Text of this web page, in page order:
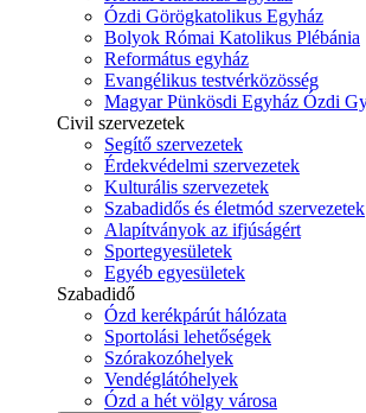
Ózdi Görögkatolikus Egyház
Bolyok Római Katolikus Plébánia
Református egyház
Evangélikus testvérközösség
Magyar Pünkösdi Egyház Ózdi
Civil szervezetek
Segítő szervezetek
Érdekvédelmi szervezetek
Kulturális szervezetek
Szabadidős és életmód szervezetek
Alapítványok az ifjúságért
Sportegyesületek
Egyéb egyesületek
Szabadidő
Ózd kerékpárút hálózata
Sportolási lehetőségek
Szórakozóhelyek
Vendéglátóhelyek
Ózd a hét völgy városa